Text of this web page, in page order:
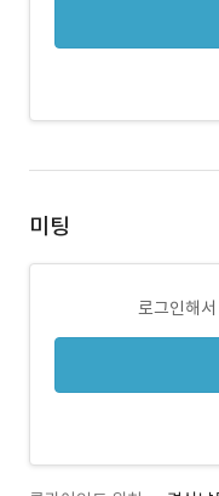
미팅
로그인해